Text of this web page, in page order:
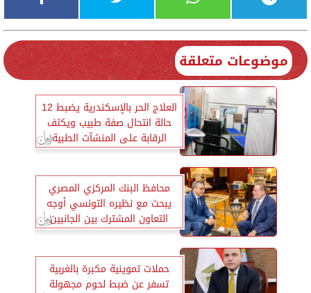
موضوعات متعلقة
العلاج الحر بالإسكندرية يضبط 12
حالة انتحال صفة طبيب ويكثف
الرقابة على المنشآت الطبية
الخاصة
محافظ البنك المركزي المصري
يبحث مع نظيره التونسي أوجه
التعاون المشترك بين الجانبين
حملات تموينية مكبرة بالغربية
تسفر عن ضبط لحوم مجهولة